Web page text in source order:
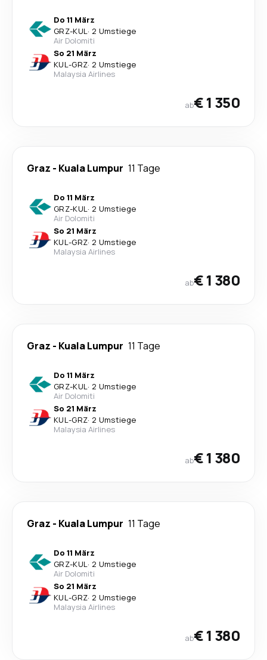
Do 11 März
GRZ-KUL· 2 Umstiege
Air Dolomiti
So 21 März
KUL-GRZ· 2 Umstiege
Malaysia Airlines
ab€ 1 350
Graz - Kuala Lumpur 11 Tage
Do 11 März
GRZ-KUL· 2 Umstiege
Air Dolomiti
So 21 März
KUL-GRZ· 2 Umstiege
Malaysia Airlines
ab€ 1 380
Graz - Kuala Lumpur 11 Tage
Do 11 März
GRZ-KUL· 2 Umstiege
Air Dolomiti
So 21 März
KUL-GRZ· 2 Umstiege
Malaysia Airlines
ab€ 1 380
Graz - Kuala Lumpur 11 Tage
Do 11 März
GRZ-KUL· 2 Umstiege
Air Dolomiti
So 21 März
KUL-GRZ· 2 Umstiege
Malaysia Airlines
ab€ 1 380